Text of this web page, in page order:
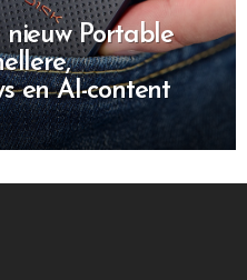
Portable
en AI-content